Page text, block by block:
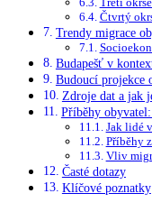
Čtvrtý
Trendy migrace
Budapešť v
Budoucí projekce
Zdroje dat a jak
Příběhy
Jak lidé
Příběhy
Vliv
Časté dotazy
Klíčové poznatky